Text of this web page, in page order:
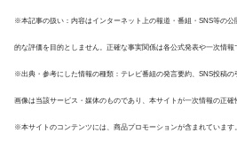
※本記事の扱い：内容はインターネット上の報道・番組・SNS等の
的な評価を目的としません。正確な事実関係は各公式発表や一次情報
※出典・参考にした情報の種類：テレビ番組の発言要約、SNS投稿
画像は当該サービス・媒体のものであり、本サイトが一次情報の正確
※本サイトのコンテンツには、商品プロモーションが含まれています。